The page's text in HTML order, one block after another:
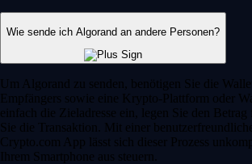
Wie sende ich Algorand an andere Personen?
Um Algorand zu senden, benötigen Sie die
Empfängers sowie eine Krypto-Plattform oder
einfach die Zieladresse ein, legen Sie den Betrag
Sie die Transaktion. Mit einer
Crypto.com App lässt sich dieser Prozess
Ihrem Smartphone aus steuern.